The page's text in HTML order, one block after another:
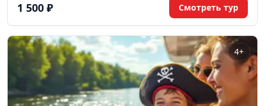
1 500 ₽ Смотреть тур
4+